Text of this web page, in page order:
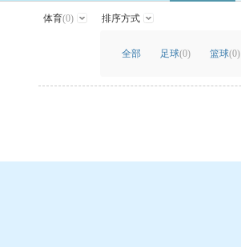
体育(0) 排序方式
全部 足球(0) 篮球(0)